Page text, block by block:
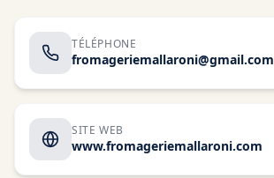
TÉLÉPHONE
fromageriemallaroni@gmail.com
SITE WEB
www.fromageriemallaroni.com